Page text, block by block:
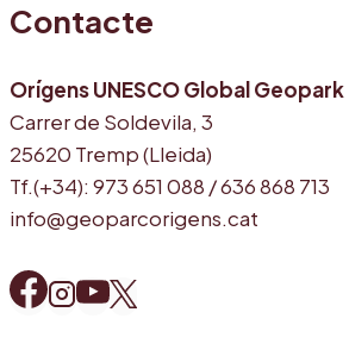
Contacte
Orígens UNESCO Global Geopark
Carrer de Soldevila, 3
25620 Tremp (Lleida)
Tf.(+34): 973 651 088 / 636 868 713
info@geoparcorigens.cat